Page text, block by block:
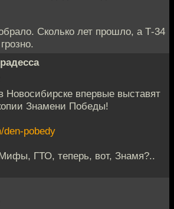
Сколько лет прошло, а Т-34
впервые выставят
Знамени Победы!
pobedy
ГТО, теперь, вот, Знамя?..